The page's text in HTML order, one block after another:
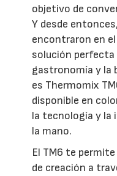
objetivo de
Y desde
encontraron en
solución perfecta
gastronomía y la
es Thermomix
disponible en
la tecnología y la
la mano.
El TM6 te
de creación a